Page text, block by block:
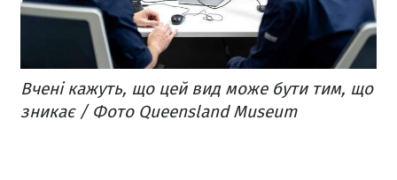
Вчені кажуть, що цей вид може бути тим, що
зникає / Фото Queensland Museum